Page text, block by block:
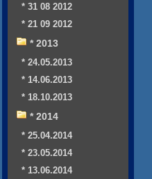
* 31 08 2012
* 21 09 2012
* 2013
* 24.05.2013
* 14.06.2013
* 18.10.2013
* 2014
* 25.04.2014
* 23.05.2014
* 13.06.2014